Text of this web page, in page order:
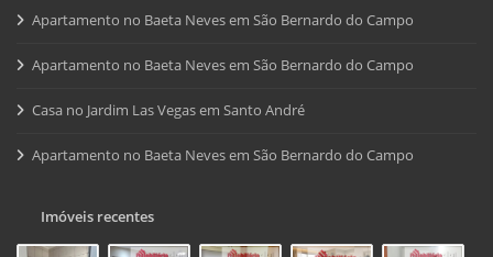
Apartamento no Baeta Neves em São Bernardo do Campo
Apartamento no Baeta Neves em São Bernardo do Campo
Casa no Jardim Las Vegas em Santo André
Apartamento no Baeta Neves em São Bernardo do Campo
Imóveis recentes